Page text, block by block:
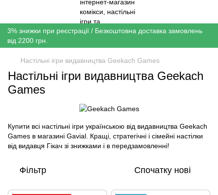
3% знижки при реєстрації / Безкоштовна доставка замовлень
від 2200 грн.
Настільні ігри видавництва Geekach Games
Настільні ігри видавництва Geekach
Games
Купити всі настільні ігри українською від видавництва Geekach
Games в магазині Gavial. Кращі, стратегічні і сімейні настілки
від видавця Гікач зі знижками і в передзамовленні!
Фільтр Спочатку нові